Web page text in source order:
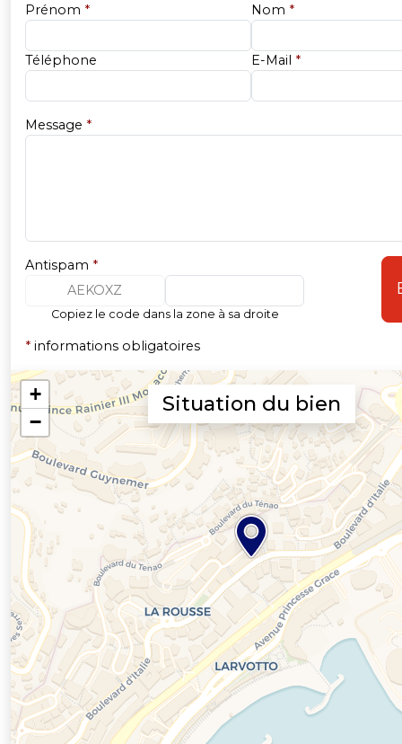
Prénom * Nom *
Téléphone E-Mail *
Message *
Antispam *
AEKOXZ
Copiez le code dans la zone à sa droite
* informations obligatoires
Situation du bien